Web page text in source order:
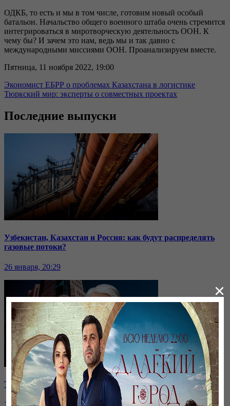
ОДКБ, то есть и мы в том числе, готовим новый особый
батальон. Начальство общего военного штаба очень стремится
интегрироваться в миротворческую деятельность ООН. К
чему бы? И зачем это нам, ведь мы и так давно с
международными миссиями ООН. Проанализируем вместе.
Пятница, 11 ноября 2022, 19:00
Экономист ЕБРР о проблемах Казахстана в логистике
Тюркский мир: эксперты о совместных проектах
Последние выпуски
Узбекистан, Казахстан и Россия: как будут распределять
газовые потоки?
26 января, 20:29
Токаев высказался о выборах и критике власти
×